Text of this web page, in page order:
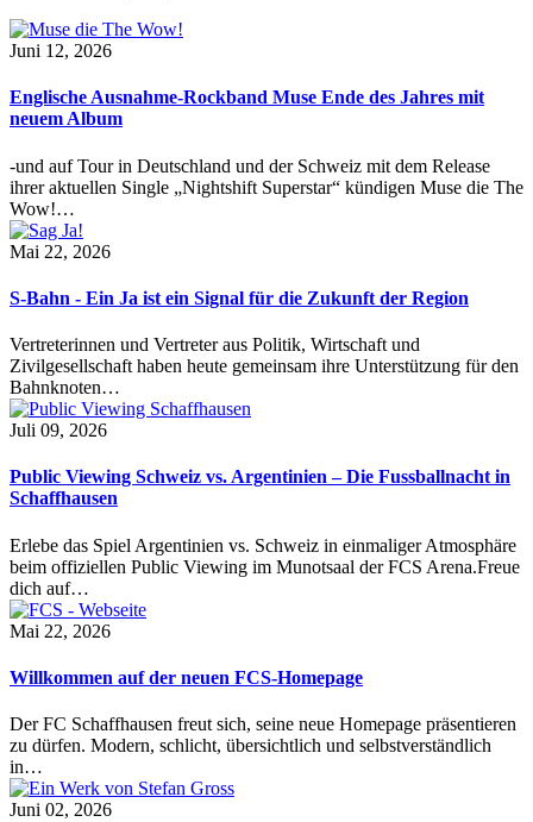
Juni 12, 2026
Englische Ausnahme-Rockband Muse Ende des Jahres mit
neuem Album
-und auf Tour in Deutschland und der Schweiz mit dem Release
ihrer aktuellen Single „Nightshift Superstar“ kündigen Muse die The
Wow!…
Mai 22, 2026
S-Bahn - Ein Ja ist ein Signal für die Zukunft der Region
Vertreterinnen und Vertreter aus Politik, Wirtschaft und
Zivilgesellschaft haben heute gemeinsam ihre Unterstützung für den
Bahnknoten…
Juli 09, 2026
Public Viewing Schweiz vs. Argentinien – Die Fussballnacht in
Schaffhausen
Erlebe das Spiel Argentinien vs. Schweiz in einmaliger Atmosphäre
beim offiziellen Public Viewing im Munotsaal der FCS Arena.Freue
dich auf…
Mai 22, 2026
Willkommen auf der neuen FCS-Homepage
Der FC Schaffhausen freut sich, seine neue Homepage präsentieren
zu dürfen. Modern, schlicht, übersichtlich und selbstverständlich
in…
Juni 02, 2026